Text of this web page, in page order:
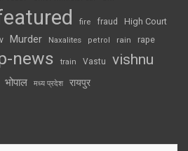
fire fraud High Court
Murder Naxalites petrol rain rape
news train Vastu vishnu
भोपाल मध्य प्रदेश रायपुर